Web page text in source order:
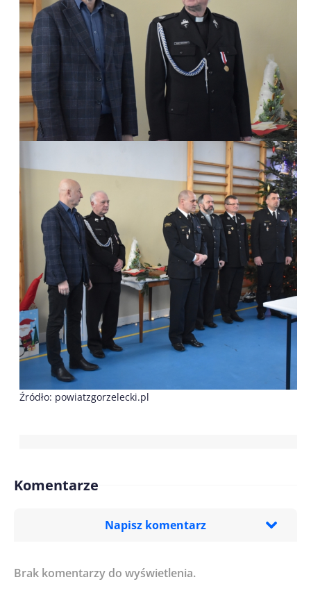
Źródło: powiatzgorzelecki.pl
Komentarze
Napisz komentarz
Imię/ Nick*
Brak komentarzy do wyświetlenia.